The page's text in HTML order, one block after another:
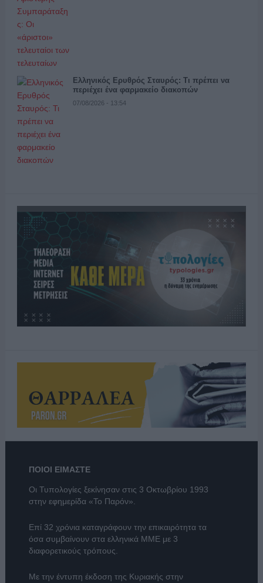
Ελληνικός Ερυθρός Σταυρός: Τι πρέπει να
περιέχει ένα φαρμακείο διακοπών
07/08/2026 - 13:54
ΠΟΙΟΙ ΕΙΜΑΣΤΕ
Οι Τυπολογίες ξεκίνησαν στις 3 Οκτωβρίου 1993
στην εφημερίδα «Το Παρόν».
Επί 32 χρόνια καταγράφουν την επικαιρότητα τα
όσα συμβαίνουν στα ελληνικά ΜΜΕ με 3
διαφορετικούς τρόπους.
Με την έντυπη έκδοση της Κυριακής στην